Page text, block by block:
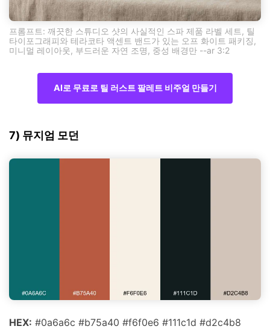
프롬프트: 깨끗한 스튜디오 샷의 사실적인 스파 제품 라벨 세트, 틸
타이포그래피와 테라코타 액센트 밴드가 있는 오프 화이트 패키징,
미니멀 레이아웃, 부드러운 자연 조명, 중성 배경만 --ar 3:2
AI로 무료로 틸 러스트 팔레트 비주얼 만들기
7) 뮤지엄 모던
HEX: #0a6a6c #b75a40 #f6f0e6 #111c1d #d2c4b8